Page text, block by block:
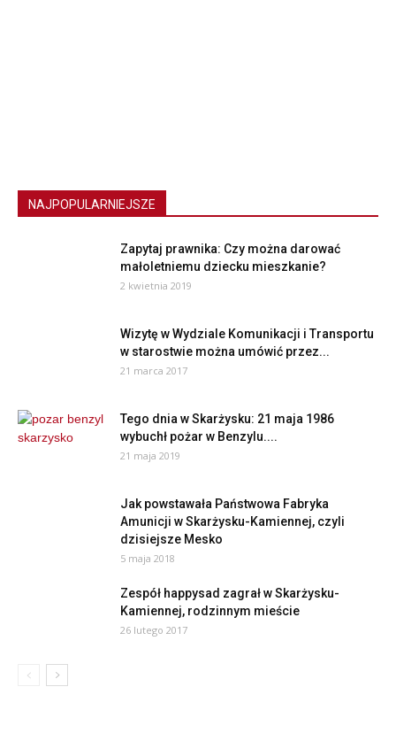
NAJPOPULARNIEJSZE
Zapytaj prawnika: Czy można darować
małoletniemu dziecku mieszkanie?
2 kwietnia 2019
Wizytę w Wydziale Komunikacji i Transportu
w starostwie można umówić przez...
21 marca 2017
Tego dnia w Skarżysku: 21 maja 1986
wybuchł pożar w Benzylu....
21 maja 2019
Jak powstawała Państwowa Fabryka
Amunicji w Skarżysku-Kamiennej, czyli
dzisiejsze Mesko
5 maja 2018
Zespół happysad zagrał w Skarżysku-
Kamiennej, rodzinnym mieście
26 lutego 2017